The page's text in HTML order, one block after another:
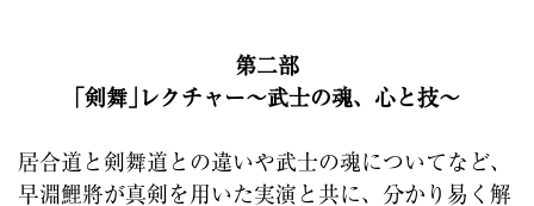
第二部
｢剣舞｣レクチャー～武士の魂、心と技～
居合道と剣舞道との違いや武士の魂についてなど、
早淵鯉將が真剣を用いた実演と共に、分かり易く解